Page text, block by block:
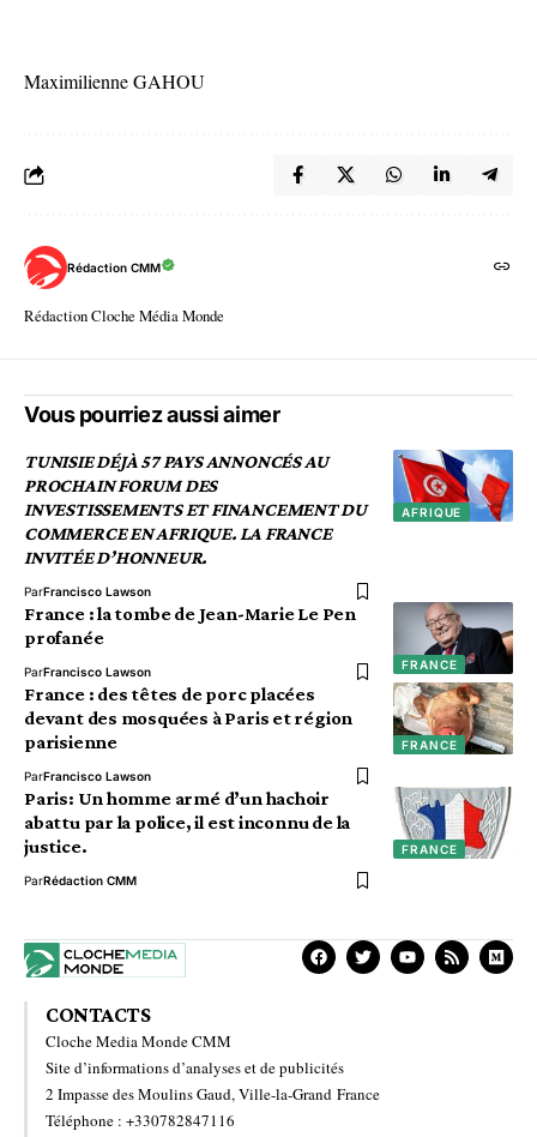
Maximilienne GAHOU
Rédaction CMM
Rédaction Cloche Média Monde
Vous pourriez aussi aimer
AFRIQUE
TUNISIE DÉJÀ 57 PAYS ANNONCÉS AU
PROCHAIN FORUM DES
INVESTISSEMENTS ET FINANCEMENT DU
COMMERCE EN AFRIQUE. LA FRANCE
INVITÉE D’HONNEUR.
ParFrancisco Lawson
FRANCE
France : la tombe de Jean-Marie Le Pen
profanée
ParFrancisco Lawson
FRANCE
France : des têtes de porc placées
devant des mosquées à Paris et région
parisienne
ParFrancisco Lawson
FRANCE
Paris: Un homme armé d’un hachoir
abattu par la police, il est inconnu de la
justice.
ParRédaction CMM
CONTACTS
Cloche Media Monde CMM
Site d’informations d’analyses et de publicités
2 Impasse des Moulins Gaud, Ville-la-Grand France
Téléphone : +330782847116